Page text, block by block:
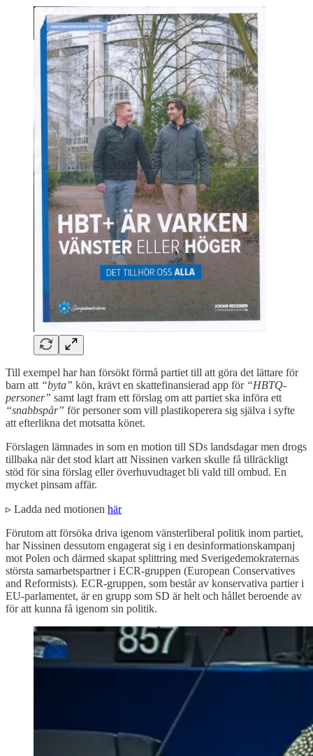
Till exempel har han försökt förmå partiet till att göra det lättare för
barn att “byta” kön, krävt en skattefinansierad app för “HBTQ-
personer” samt lagt fram ett förslag om att partiet ska införa ett
“snabbspår” för personer som vill plastikoperera sig själva i syfte
att efterlikna det motsatta könet.
Förslagen lämnades in som en motion till SDs landsdagar men drogs
tillbaka när det stod klart att Nissinen varken skulle få tillräckligt
stöd för sina förslag eller överhuvudtaget bli vald till ombud. En
mycket pinsam affär.
▹ Ladda ned motionen här
Förutom att försöka driva igenom vänsterliberal politik inom partiet,
har Nissinen dessutom engagerat sig i en desinformationskampanj
mot Polen och därmed skapat splittring med Sverigedemokraternas
största samarbetspartner i ECR-gruppen (European Conservatives
and Reformists). ECR-gruppen, som består av konservativa partier i
EU-parlamentet, är en grupp som SD är helt och hållet beroende av
för att kunna få igenom sin politik.